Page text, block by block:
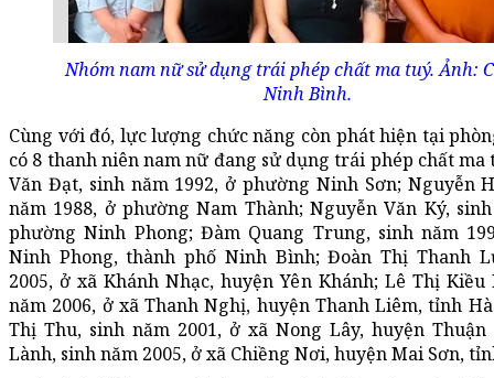
Nhóm nam nữ sử dụng trái phép chất ma tuý. Ảnh:
Ninh Bình.
Cùng với đó, lực lượng chức năng còn phát hiện tại
có 8 thanh niên nam nữ đang sử dụng trái phép chất ma
Văn Đạt, sinh năm 1992, ở phường Ninh Sơn; Nguyễn
năm 1988, ở phường Nam Thành; Nguyễn Văn Ký,
phường Ninh Phong; Đàm Quang Trung, sinh năm
Ninh Phong, thành phố Ninh Bình; Đoàn Thị Thanh
2005, ở xã Khánh Nhạc, huyện Yên Khánh; Lê Thị Kiều
năm 2006, ở xã Thanh Nghị, huyện Thanh Liêm, tỉnh
Thị Thu, sinh năm 2001, ở xã Nong Lây, huyện Thuận
Lành, sinh năm 2005, ở xã Chiềng Nơi, huyện Mai Sơn,